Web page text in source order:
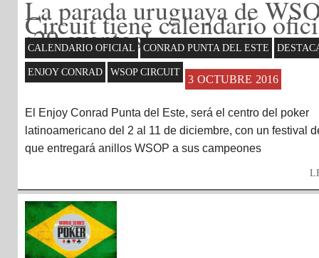
La parada uruguaya de
Circuit tiene calendario
¡29 eventos!
CALENDARIO OFICIAL CONRAD PUNTA DEL ESTE
ENJOY CONRAD WSOP CIRCUIT
3 OCTUBRE 2016
El Enjoy Conrad Punta del Este, será el centro del poker
latinoamericano del 2 al 11 de diciembre, con un festival
que entregará anillos WSOP a sus campeones